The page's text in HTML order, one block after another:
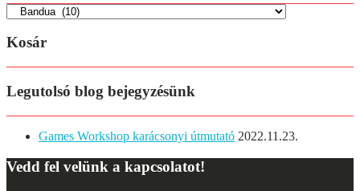
Kosár
Legutolsó blog bejegyzésünk
Games Workshop karácsonyi útmutató 2022.11.23.
Vedd fel velünk a kapcsolatot!